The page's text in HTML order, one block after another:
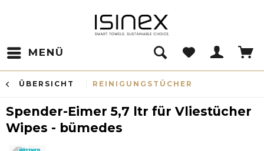
MENÜ
ÜBERSICHT REINIGUNGSTÜCHER
Spender-Eimer 5,7 ltr für Vliestücher
Wipes - bümedes